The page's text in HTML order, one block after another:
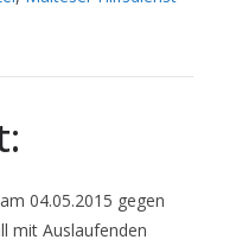
04.05.2015 gegen
mit Auslaufenden